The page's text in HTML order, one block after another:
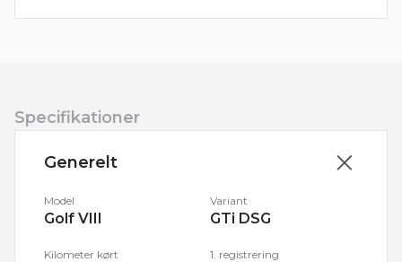
Specifikationer
Generelt
Model
Golf VIII
Variant
GTi DSG
Kilometer kørt 1. registrering